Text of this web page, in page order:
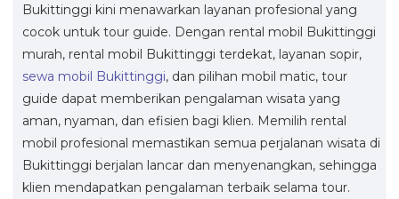
Bukittinggi kini menawarkan layanan profesional yang
cocok untuk tour guide. Dengan rental mobil Bukittinggi
murah, rental mobil Bukittinggi terdekat, layanan sopir,
sewa mobil Bukittinggi, dan pilihan mobil matic, tour
guide dapat memberikan pengalaman wisata yang
aman, nyaman, dan efisien bagi klien. Memilih rental
mobil profesional memastikan semua perjalanan wisata di
Bukittinggi berjalan lancar dan menyenangkan, sehingga
klien mendapatkan pengalaman terbaik selama tour.